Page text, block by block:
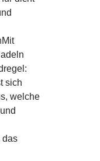
sich
welche
das